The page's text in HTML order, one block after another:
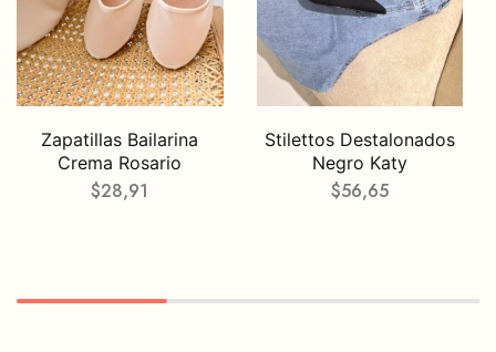
Zapatillas Bailarina
Crema Rosario
$28,91
Stilettos Destalonados
Negro Katy
$56,65